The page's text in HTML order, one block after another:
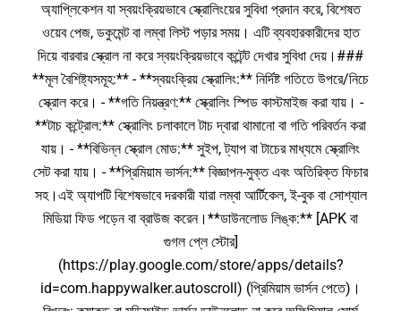
অ্যাপ্লিকেশন যা স্বয়ংক্রিয়ভাবে স্ক্রোলিংয়ের সুবিধা প্রদান করে, বিশেষত
ওয়েব পেজ, ডকুমেন্ট বা লম্বা লিস্ট পড়ার সময়। এটি ব্যবহারকারীদের হাত
দিয়ে বারবার স্ক্রোল না করে স্বয়ংক্রিয়ভাবে কন্টেন্ট দেখার সুবিধা দেয়।###
**মূল বৈশিষ্ট্যসমূহ:** - **স্বয়ংক্রিয় স্ক্রোলিং:** নির্দিষ্ট গতিতে উপরে/নিচে
স্ক্রোল করে। - **গতি নিয়ন্ত্রণ:** স্ক্রোলিং স্পিড কাস্টমাইজ করা যায়। -
**টাচ কন্ট্রোল:** স্ক্রোলিং চলাকালে টাচ দ্বারা থামানো বা গতি পরিবর্তন করা
যায়। - **বিভিন্ন স্ক্রোল মোড:** সুইপ, ট্যাপ বা টাচের মাধ্যমে স্ক্রোলিং
সেট করা যায়। - **প্রিমিয়াম ভার্সন:** বিজ্ঞাপন-মুক্ত এবং অতিরিক্ত ফিচার
সহ।এই অ্যাপটি বিশেষভাবে দরকারী যারা লম্বা আর্টিকেল, ই-বুক বা সোশ্যাল
মিডিয়া ফিড পড়েন বা ব্রাউজ করেন।**ডাউনলোড লিঙ্ক:** [APK বা
গুগল প্লে স্টোর]
(https://play.google.com/store/apps/details?
id=com.happywalker.autoscroll) (প্রিমিয়াম ভার্সন পেতে)।